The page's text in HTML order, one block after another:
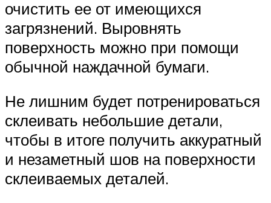
очистить ее от имеющихся
загрязнений. Выровнять
поверхность можно при помощи
обычной наждачной бумаги.
Не лишним будет потренироваться
склеивать небольшие детали,
чтобы в итоге получить аккуратный
и незаметный шов на поверхности
склеиваемых деталей.